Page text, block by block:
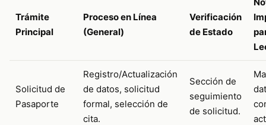
Trámite
Principal
Proceso en Línea
(General)
Verificación
de Estado
Solicitud de
Pasaporte
Registro/Actualización
de datos, solicitud
formal, selección de
cita.
Sección de
seguimiento
de solicitud.